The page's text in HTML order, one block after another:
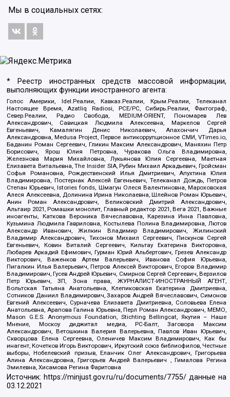
Мы в социальных сетях:
* Реестр иностранных средств массовой информации,
выполняющих функции иностранного агента:
Голос Америки, Idel.Реалии, Кавказ.Реалии, Крым.Реалии, Телеканал
Настоящее Время, Azatliq Radiosi, PCE/PC, Сибирь.Реалии, Фактограф,
Север.Реалии, Радио Свобода, MEDIUM-ORIENT, Пономарев Лев
Александрович, Савицкая Людмила Алексеевна, Маркелов Сергей
Евгеньевич, Камалягин Денис Николаевич, Апахончич Дарья
Александровна, Medusa Project, Первое антикоррупционное СМИ, VTimes.io,
Баданин Роман Сергеевич, Гликин Максим Александрович, Маняхин Петр
Борисович, Ярош Юлия Петровна, Чуракова Ольга Владимировна,
Железнова Мария Михайловна, Лукьянова Юлия Сергеевна, Маетная
Елизавета Витальевна, The Insider SIA, Рубин Михаил Аркадьевич, Гройсман
Софья Романовна, Рождественский Илья Дмитриевич, Апухтина Юлия
Владимировна, Постернак Алексей Евгеньевич, Телеканал Дождь, Петров
Степан Юрьевич, Istories fonds, Шмагун Олеся Валентиновна, Мароховская
Алеся Алексеевна, Долинина Ирина Николаевна, Шлейнов Роман Юрьевич,
Анин Роман Александрович, Великовский Дмитрий Александрович,
Альтаир 2021, Ромашки монолит, Главный редактор 2021, Вега 2021, Важные
иноагенты, Каткова Вероника Вячеславовна, Карезина Инна Павловна,
Кузьмина Людмила Гавриловна, Костылева Полина Владимировна, Лютов
Александр Иванович, Жилкин Владимир Владимирович, Жилинский
Владимир Александрович, Тихонов Михаил Сергеевич, Пискунов Сергей
Евгеньевич, Ковин Виталий Сергеевич, Кильтау Екатерина Викторовна,
Любарев Аркадий Ефимович, Гурман Юрий Альбертович, Грезев Александр
Викторович, Важенков Артем Валерьевич, Иванова София Юрьевна,
Пигалкин Илья Валерьевич, Петров Алексей Викторович, Егоров Владимир
Владимирович, Гусев Андрей Юрьевич, Смирнов Сергей Сергеевич, Верзилов
Петр Юрьевич, ЗП, Зона права, ЖУРНАЛИСТ-ИНОСТРАННЫЙ АГЕНТ,
Вольтская Татьяна Анатольевна, Клепиковская Екатерина Дмитриевна,
Сотников Даниил Владимирович, Захаров Андрей Вячеславович, Симонов
Евгений Алексеевич, Сурначева Елизавета Дмитриевна, Соловьева Елена
Анатольевна, Арапова Галина Юрьевна, Перл Роман Александрович, МЕМО,
Mason G.E.S. Anonymous Foundation, Stichting Bellingcat, Якутия – Наше
Мнение, Москоу диджитал медиа, РС-Балт, Заговора Максим
Александрович, Ветошкина Валерия Валерьевна, Павлов Иван Юрьевич,
Скворцова Елена Сергеевна, Оленичев Максим Владимирович, Как бы
инагент, Кочетков Игорь Викторович, Иркутский союз библиофилов, Честные
выборы, Нобелевский призыв, Еланчик Олег Александрович, Григорьева
Алина Александровна, Григорьев Андрей Валерьевич , Гималова Регина
Эмилевна, Хисамова Регина Фаритовна
Источник: https://minjust.gov.ru/ru/documents/7755/ данные на
03.12.2021